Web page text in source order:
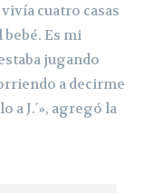
cuatro casas
bebé. Es mi
jugando
a decirme
a J.´», agregó la